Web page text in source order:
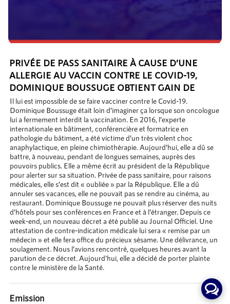
PRIVÉE DE PASS SANITAIRE À CAUSE D’UNE
ALLERGIE AU VACCIN CONTRE LE COVID-19,
DOMINIQUE BOUSSUGE OBTIENT GAIN DE
CAUSE, UN NOUVEAU DÉCRET LUI ACCORDE
UNE DÉROGATION
Il lui est impossible de se faire vacciner contre le Covid-19.
Dominique Boussuge était loin d’imaginer ça lorsque son oncologue
lui a fermement interdit la vaccination. En 2016, l’experte
internationale en bâtiment, conférencière et formatrice en
pathologie du bâtiment, a été victime d’un très violent choc
anaphylactique, en pleine chimiothérapie. Aujourd’hui, elle a dû se
battre, à nouveau, pendant de longues semaines, auprès des
pouvoirs publics. Elle a même écrit au président de la République
pour alerter sur sa situation. Privée de pass sanitaire, pour raisons
médicales, elle s’est dit « oubliée » par la République. Elle a dû
annuler ses vacances, elle ne pouvait pas se rendre au cinéma, au
restaurant. Dominique Boussuge ne pouvait plus réserver des nuits
d’hôtels pour ses conférences en France et à l’étranger. Depuis ce
week-end, un nouveau décret a été publié au Journal Officiel. Une
attestation de contre-indication médicale lui sera « remise par un
médecin » et elle fera office du précieux sésame. Une délivrance, un
soulagement. Nous l’avions rencontré, quelques heures avant la
parution de ce décret. Aujourd'hui, elle a décidé de porter plainte
contre le ministère de la Santé.
Emission